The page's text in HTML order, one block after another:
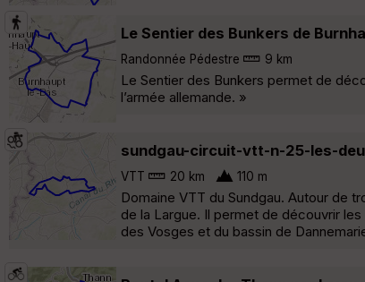
Le Sentier des Bunkers de
Randonnée Pédestre 9 km
Le Sentier des Bunkers permet de
l’armée allemande. »
sundgau-circuit-vtt-n-25-les-
VTT 20 km 110 m
Domaine VTT du Sundgau. Autour de
de la Largue. Il permet de découvrir
des Vosges et du bassin de